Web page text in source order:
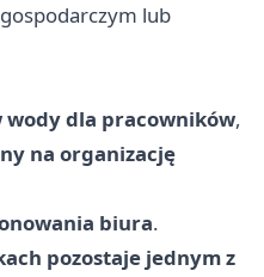
lub
wody dla pracowników,
na organizację
biura.
pozostaje jednym z